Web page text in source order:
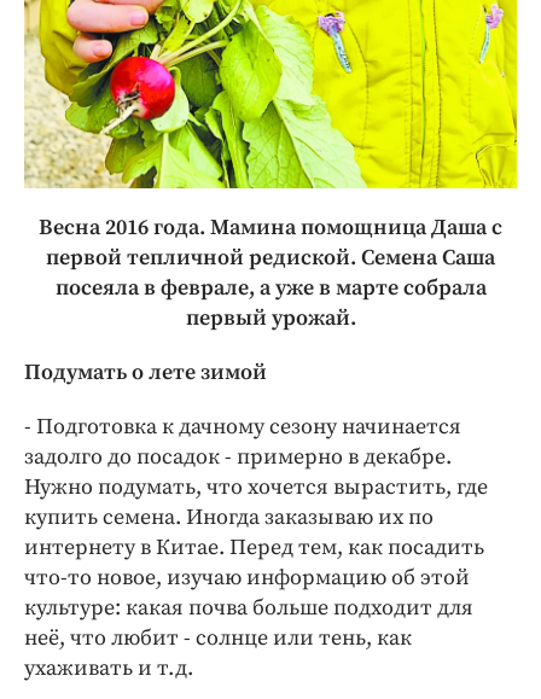
Весна 2016 года. Мамина помощница Даша с
первой тепличной редиской. Семена Саша
посеяла в феврале, а уже в марте собрала
первый урожай.
Подумать о лете зимой
- Подготовка к дачному сезону начинается
задолго до посадок - примерно в декабре.
Нужно подумать, что хочется вырастить, где
купить семена. Иногда заказываю их по
интернету в Китае. Перед тем, как посадить
что-то новое, изучаю информацию об этой
культуре: какая почва больше подходит для
неё, что любит - солнце или тень, как
ухаживать и т. д.